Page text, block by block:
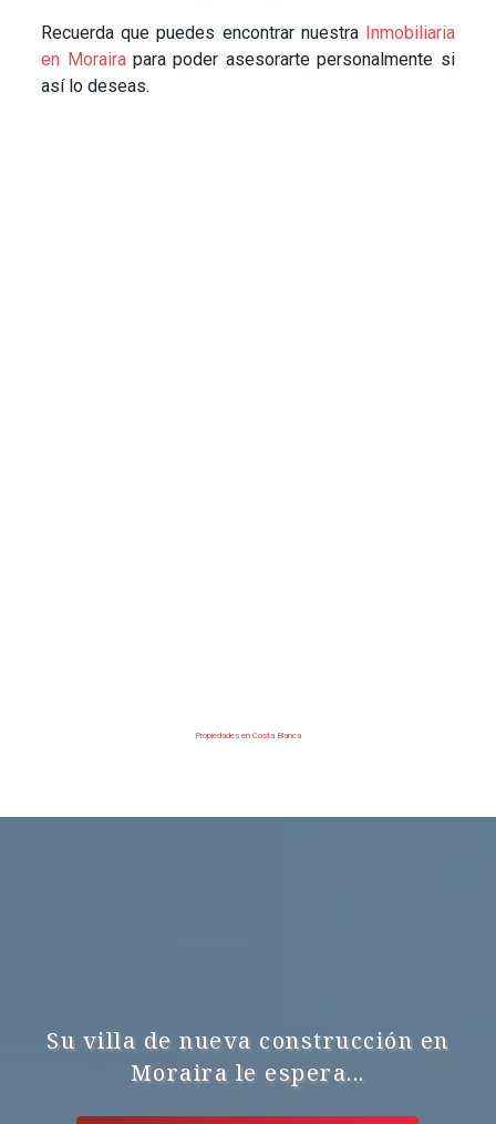
Recuerda que puedes encontrar nuestra Inmobiliaria
en Morairapara poder asesorarte personalmente si
así lo deseas.
Propiedades en Costa Blanca
Su villa de nueva construcción en
Moraira le espera...